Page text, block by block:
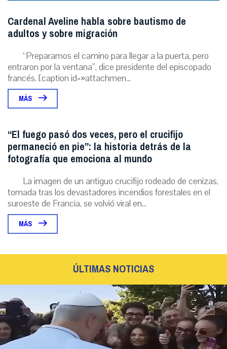
Cardenal Aveline habla sobre bautismo de
adultos y sobre migración
“Preparamos el camino para llegar a la puerta, pero
entraron por la ventana”, dice presidente del episcopado
francés. [caption id=»attachmen...
MÁS
“El fuego pasó dos veces, pero el crucifijo
permaneció en pie”: la historia detrás de la
fotografía que emociona al mundo
La imagen de un antiguo crucifijo rodeado de cenizas,
tomada tras los devastadores incendios forestales en el
suroeste de Francia, se volvió viral en...
MÁS
ÚLTIMAS NOTICIAS